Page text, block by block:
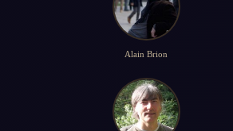
Alain Brion